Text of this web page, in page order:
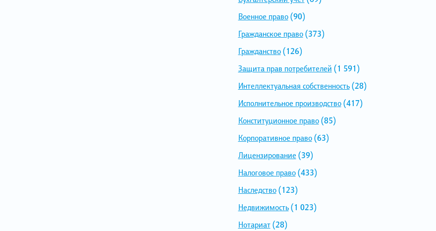
Военное право(90)
Гражданское право(373)
Гражданство(126)
Защита прав потребителей (1 591)
Интеллектуальная собственность(28)
Исполнительное производство(417)
Конституционное право(85)
Корпоративное право(63)
Лицензирование (39)
Налоговое право(433)
Наследство(123)
Недвижимость(1 023)
Нотариат(28)